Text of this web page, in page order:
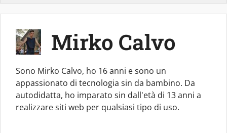
Mirko Calvo
Sono Mirko Calvo, ho 16 anni e sono un
appassionato di tecnologia sin da bambino. Da
autodidatta, ho imparato sin dall'età di 13 anni a
realizzare siti web per qualsiasi tipo di uso.